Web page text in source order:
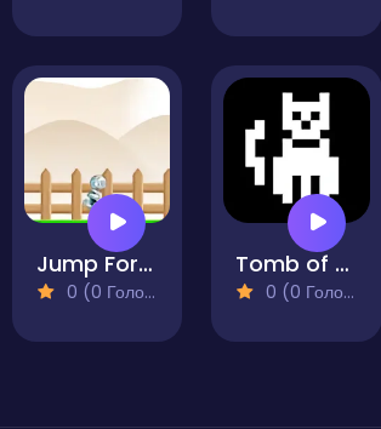
Jump Forward
0 (0 Голосів)
Tomb of the Cat Color
0 (0 Голосів)